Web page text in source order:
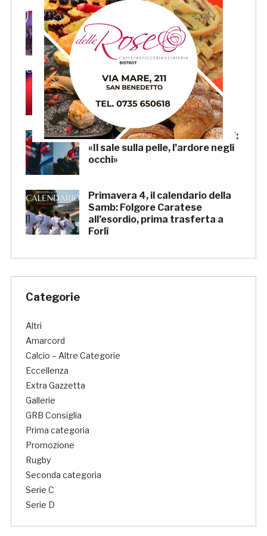
Samb, Massi: «State vicini alla
squadra. Stiamo lavorando per
crescere»
Samb, Lorenzo Sgarbi è
ufficiale: l’attaccante arriva in
prestito dal Napoli
Samb, la maglia Home 2026/27:
«Il sale sulla pelle, l’ardore negli
occhi»
Primavera 4, il calendario della
Samb: Folgore Caratese
all’esordio, prima trasferta a
Forlì
Categorie
Altri
Amarcord
Calcio – Altre Categorie
Eccellenza
Extra Gazzetta
Gallerie
GRB Consiglia
Prima categoria
Promozione
Rugby
Seconda categoria
Serie C
Serie D